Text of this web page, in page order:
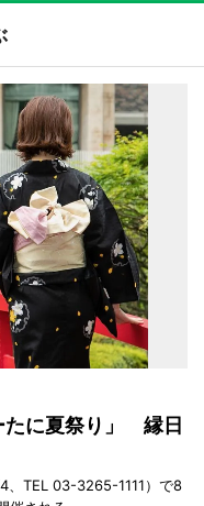
たに夏祭り」 縁日
、TEL 03-3265-1111）で8